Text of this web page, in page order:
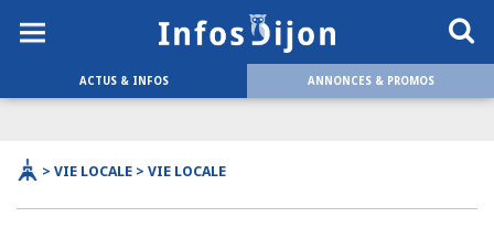
ACTUS & INFOS ANNONCES & PROMOS
> VIE LOCALE > VIE LOCALE